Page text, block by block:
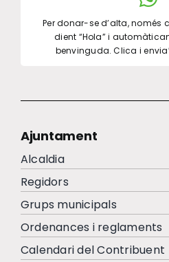
Per donar-se d’alta, només
dient “Hola” i
benvinguda. Clica i
Ajuntament
Alcaldia
Regidors
Grups municipals
Ordenances i reglaments
Calendari del Contribuent